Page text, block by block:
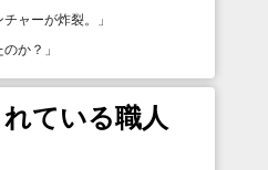
ャーが炸裂。
」
か？ 」
ている職人